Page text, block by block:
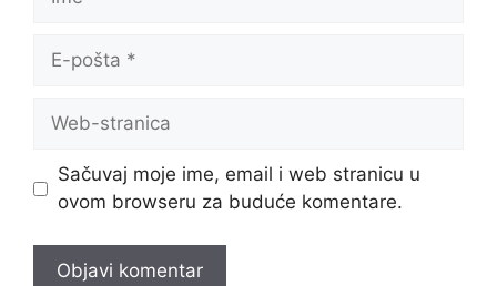
pošta
Web-
Sačuvaj moje ime, email i web stranicu u
ovom browseru za buduće komentare.